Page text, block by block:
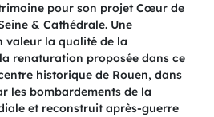
pour son projet Cœur de
& Cathédrale. Une
valeur la qualité de la
renaturation proposée dans ce
historique de Rouen, dans
les bombardements de la
et reconstruit après-guerre